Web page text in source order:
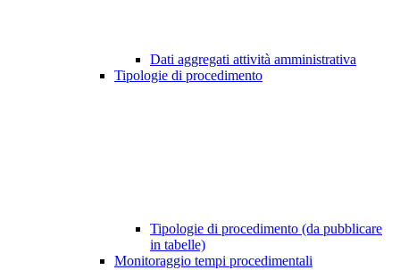
Dati aggregati attività amministrativa
Tipologie di procedimento
Tipologie di procedimento (da pubblicare
in tabelle)
Monitoraggio tempi procedimentali